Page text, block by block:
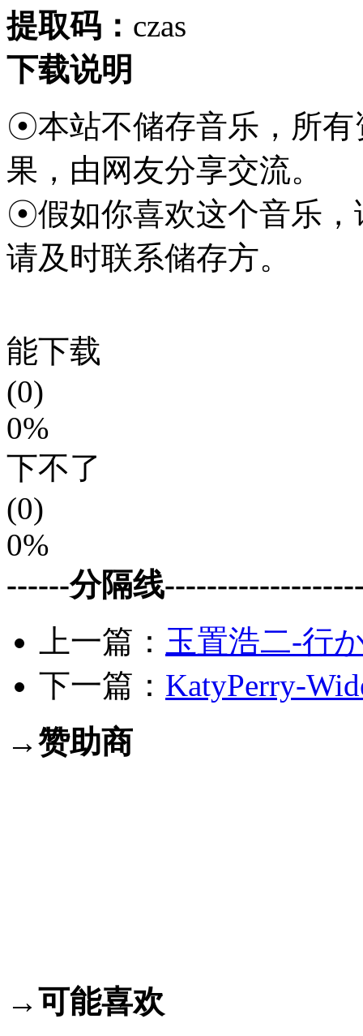
提取码： czas
下载说明
☉本站不储存音乐，所有
果，由网友分享交流。
☉假如你喜欢这个音乐，
请及时联系储存方。
能下载
(0)
0%
下不了
(0)
0%
------分隔线
上一篇： 玉置浩二-行
下一篇： KatyPerry-
→赞助商
→可能喜欢